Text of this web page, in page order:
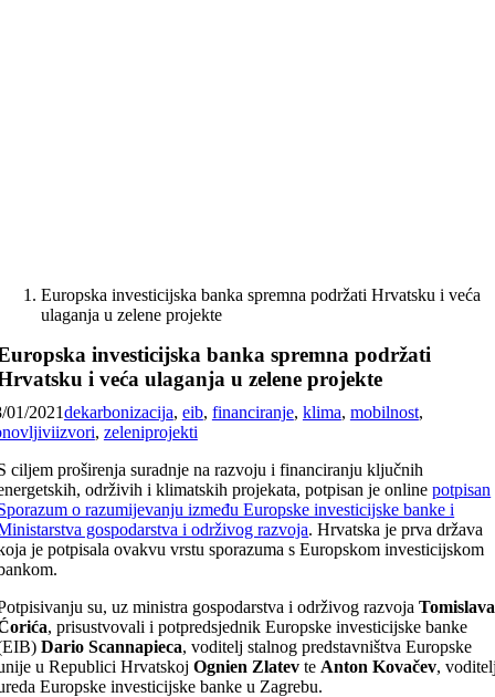
Europska investicijska banka spremna podržati Hrvatsku i veća
ulaganja u zelene projekte
investicijska banka spremna podržati
i veća ulaganja u zelene projekte
01/2021dekarbonizacija, eib, financiranje, klima, mobilnost,
, zeleniprojekti
ciljem proširenja suradnje na razvoju i financiranju ključnih
održivih i klimatskih projekata, potpisan je onlinepotpisan
o razumijevanju između Europske investicijske banke i
gospodarstva i održivog razvoja. Hrvatska je prva država
je potpisala ovakvu vrstu sporazuma s Europskom investicijskom
su, uz ministra gospodarstva i održivog razvojaTomislava
, prisustvovali i potpredsjednik Europske investicijske banke
Dario Scannapieca, voditelj stalnog predstavništva Europske
u Republici HrvatskojOgnien Zlatevte Anton Kovačev,
Europske investicijske banke u Zagrebu.